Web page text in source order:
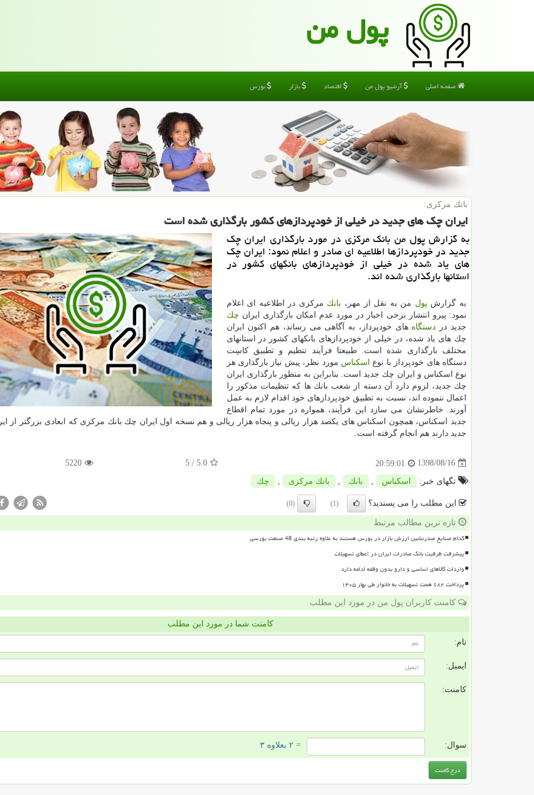
پول من
صفحه اصلی آرشیو پول من اقتصاد بازار بورس
بانك مركزی:
ایران چك های جدید در خیلی از خودپردازهای كشور بارگذاری شده است
به گزارش پول من بانك مركزی در مورد بارگذاری ایران چك
جدید در خودپردازها اطلاعیه ای صادر و اعلام نمود: ایران چك
های یاد شده در خیلی از خودپردازهای بانكهای كشور در
استانها بارگذاری شده اند.
به گزارش پول من به نقل از مهر، بانك مركزی در اطلاعیه ای اعلام
نمود: پیرو انتشار برخی اخبار در مورد عدم امكان بارگذاری ایران چك
جدید در دستگاه های خودپرداز، به آگاهی می رساند، هم اكنون ایران
چك های یاد شده، در خیلی از خودپردازهای بانكهای كشور در استانهای
مختلف بارگذاری شده است. طبیعتا فرآیند تنظیم و تطبیق كاسِت
دستگاه های خودپرداز با نوع اسكناس مورد نظر، پیش نیاز بارگذاری هر
نوع اسكناس و ایران چك جدید است. بنابراین به منظور بارگذاری ایران
چك جدید، لزوم دارد آن دسته از شعب بانك ها كه تنظیمات مذكور را
اعمال ننموده اند، نسبت به تطبیق خودپردازهای خود اقدام لازم به عمل
آورند. خاطرنشان می سازد این فرآیند، همواره در مورد تمام اقطاع
جدید اسكناس، همچون اسكناس های یكصد هزار ریالی و پنجاه هزار ریالی و هم نسخه اول ایران چك بانك مركزی كه ابعادی بزرگتر از
جدید دارند هم انجام گرفته است.
1398/08/16
20:59:01
5.0
/ 5
5220
تگهای خبر: اسكناس بانك بانك مركزی چك
این مطلب را می پسندید؟ (1)
(0)
تازه ترین مطالب مرتبط
کدام صنایع صدرنشین ارزش بازار در بورس هستند به علاوه رتبه بندی 48 صنعت بورسی
پیشرفت ظرفیت بانک صادرات ایران در اعطای تسهیلات
واردات کالاهای اساسی و دارو بدون وقفه ادامه دارد
پرداخت ۶۸۲ همت تسهیلات به خانوار طی بهار ۱۴۰۵
کامنت کاربران پول من در مورد این مطلب
کامنت شما در مورد این مطلب
نام:
ایمیل:
کامنت:
سوال: = ۲ بعلاوه ۳